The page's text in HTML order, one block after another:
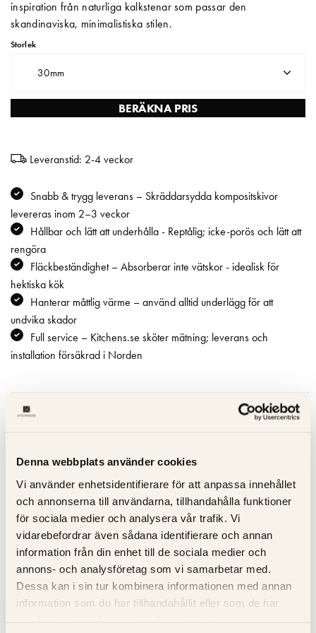
Denna webbplats använder cookies
Vi använder enhetsidentifierare för att anpassa innehållet
och annonserna till användarna, tillhandahålla funktioner
för sociala medier och analysera vår trafik. Vi
vidarebefordrar även sådana identifierare och annan
information från din enhet till de sociala medier och
annons- och analysföretag som vi samarbetar med.
Dessa kan i sin tur kombinera informationen med annan
information som du har tillhandahållit eller som de har
Matberedare & Mixer
inspiration från naturliga kalkstenar som passar den
skandinaviska, minimalistiska stilen.
Storlek
30mm
BERÄKNA PRIS
Leveranstid: 2-4 veckor
Snabb & trygg leverans – Skräddarsydda kompositskivor
levereras inom 2–3 veckor
Hållbar och lätt att underhålla - Reptålig; icke-porös och lätt att
rengöra
Fläckbeständighet – Absorberar inte vätskor - idealisk för
hektiska kök
Hanterar måttlig värme – använd alltid underlägg för att
undvika skador
Full service – Kitchens.se sköter mätning; leverans och
installation försäkrad i Norden
Specifikation
Recensioner
Om tillverkaren
RELATERADE PRODUKTER